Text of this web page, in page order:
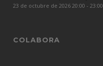
23 de octubre de 2026 20:00 - 23:00
COLABORA